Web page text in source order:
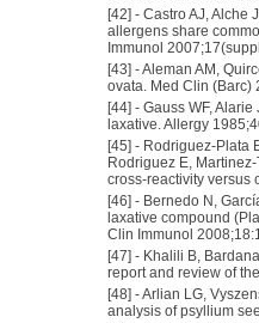
[42] - Castro AJ, Alche
allergens share
Immunol
[43] -Aleman AM,
ovata. Med Clin (Barc)
[44] - Gauss WF,
laxative. Allergy
[45] - Rodriguez-Plata
Rodriguez E,
cross-reactivity versus
[46] - Bernedo N,
laxative compound
Clin Immunol
[47] - Khalili B,
report and review of
[48] -Arlian LG,
analysis of psyllium